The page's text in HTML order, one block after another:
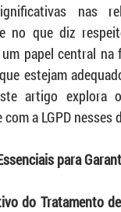
nas
no que diz
papel central na
estejam
artigo explora
a LGPD nesses
para
do Tratamento